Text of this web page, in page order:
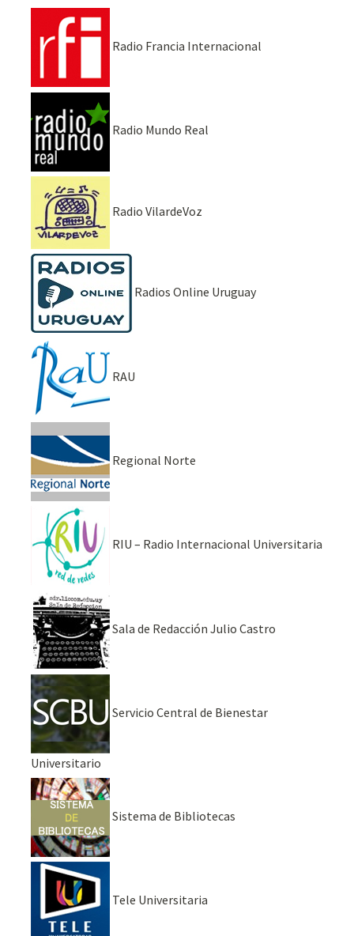
Radio Francia Internacional
Radio Mundo Real
Radio VilardeVoz
Radios Online Uruguay
RAU
Regional Norte
RIU – Radio Internacional Universitaria
Sala de Redacción Julio Castro
Servicio Central de Bienestar
Universitario
Sistema de Bibliotecas
Tele Universitaria